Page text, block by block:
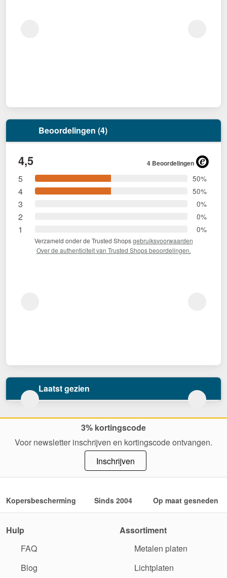
Beoordelingen (4)
4,5 4 Beoordelingen
5 50%
4 50%
3 0%
2 0%
1 0%
Verzameld onder de Trusted Shopsgebruiksvoorwaarden
Over de authenticiteit van Trusted Shops beoordelingen.
Laatst gezien
3% kortingscode
Voor newsletter inschrijven en kortingscode ontvangen.
Inschrijven
Kopersbescherming Sinds 2004 Op maat gesneden
Hulp
FAQ
Blog
Assortiment
Metalen platen
Lichtplaten